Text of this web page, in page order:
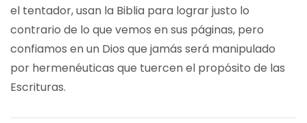
el tentador, usan la Biblia para lograr justo lo
contrario de lo que vemos en sus páginas, pero
confiamos en un Dios que jamás será manipulado
por hermenéuticas que tuercen el propósito de las
Escrituras.